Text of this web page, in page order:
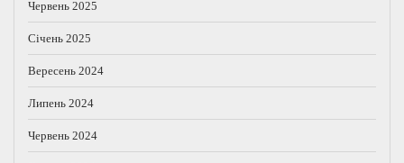
Червень 2025
Січень 2025
Вересень 2024
Липень 2024
Червень 2024